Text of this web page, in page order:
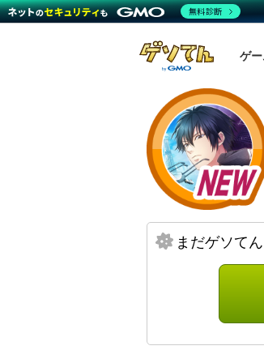
ゲ
まだゲソて
無料診断